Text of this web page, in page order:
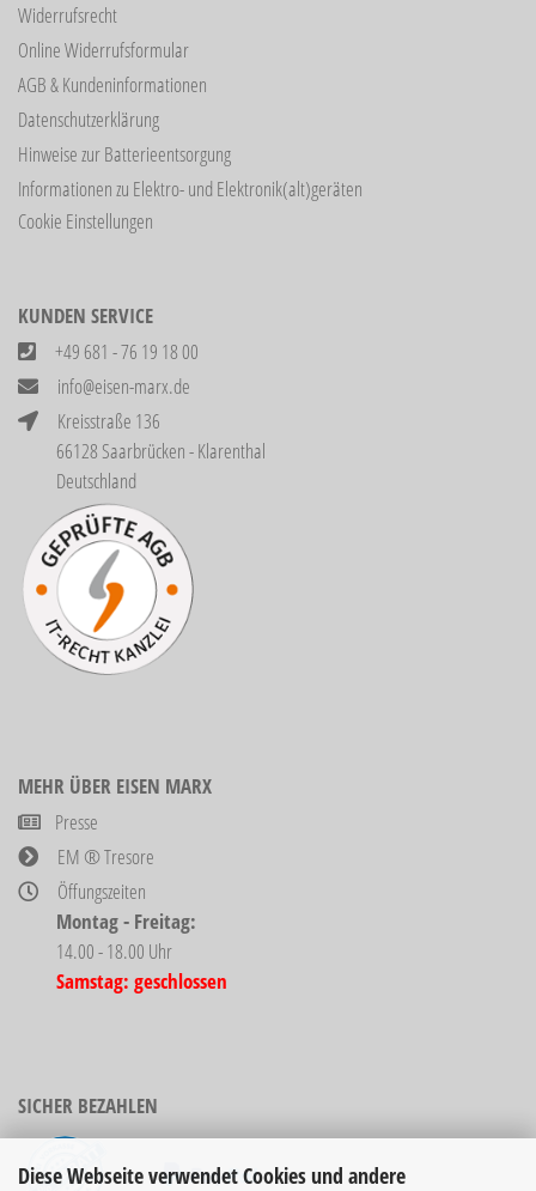
Diese Webseite verwendet Cookies und andere
Widerrufsrecht
Online Widerrufsformular
AGB & Kundeninformationen
Datenschutzerklärung
Hinweise zur Batterieentsorgung
Informationen zu Elektro- und Elektronik(alt)geräten
Cookie Einstellungen
KUNDEN SERVICE
+49 681 - 76 19 18 00
info@eisen-marx.de
Kreisstraße 136
66128 Saarbrücken - Klarenthal
Deutschland
MEHR ÜBER EISEN MARX
Presse
EM ® Tresore
Öffungszeiten
Montag - Freitag:
14.00 - 18.00 Uhr
Samstag: geschlossen
SICHER BEZAHLEN